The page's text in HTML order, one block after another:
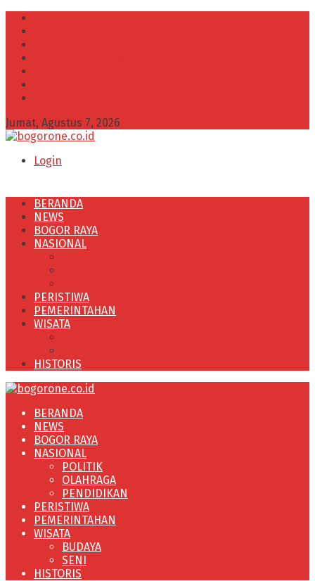
Jumat, Agustus 7, 2026
Login
BERANDA
NEWS
BOGOR RAYA
NASIONAL
PERISTIWA
PEMERINTAHAN
WISATA
HISTORIS
BERANDA
NEWS
BOGOR RAYA
NASIONAL
POLITIK
OLAHRAGA
PENDIDIKAN
PERISTIWA
PEMERINTAHAN
WISATA
BUDAYA
SENI
HISTORIS